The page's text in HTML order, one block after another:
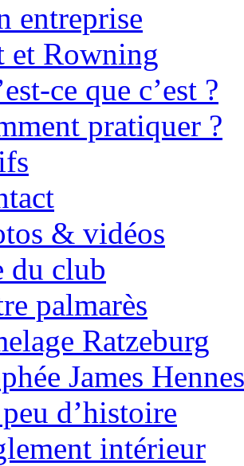
entreprise
et Rowning
ce que c’est ?
pratiquer ?
& vidéos
du club
palmarès
Ratzeburg
James
d’histoire
intérieur